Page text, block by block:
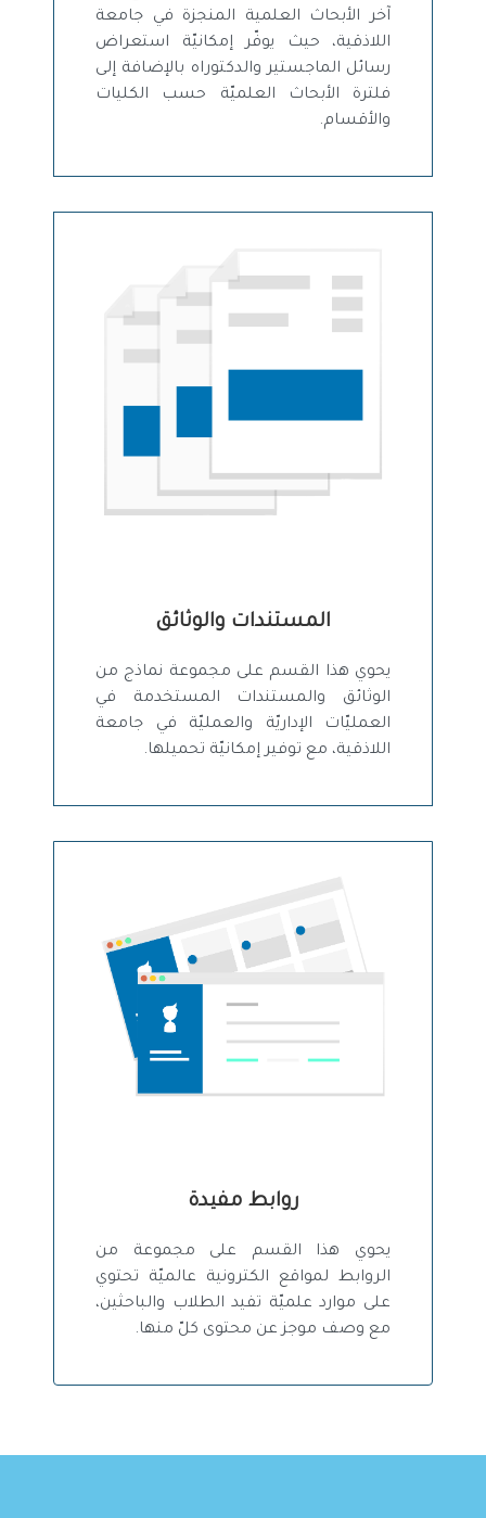
آخر الأبحاث العلمية المنجزة في جامعة
اللاذقية، حيث يوفّر إمكانيّة استعراض
رسائل الماجستير والدكتوراه بالإضافة إلى
فلترة الأبحاث العلميّة حسب الكليات
والأقسام.
المستندات والوثائق
يحوي هذا القسم على مجموعة نماذج من
الوثائق والمستندات المستخدمة في
العمليّات الإداريّة والعمليّة في جامعة
اللاذقية، مع توفير إمكانيّة تحميلها.
روابط مفيدة
يحوي هذا القسم على مجموعة من
الروابط لمواقع الكترونية عالميّة تحتوي
على موارد علميّة تفيد الطلاب والباحثين،
مع وصف موجز عن محتوى كلّ منها.